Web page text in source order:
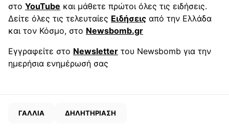
στο YouTube και μάθετε πρώτοι όλες τις ειδήσεις.
Δείτε όλες τις τελευταίες Ειδήσεις από την Ελλάδα
και τον Κόσμο, στο Newsbomb.gr
Εγγραφείτε στο Newsletter του Newsbomb για την
ημερήσια ενημέρωσή σας
ΓΑΛΛΙΑ ΔΗΛΗΤΗΡΙΑΣΗ